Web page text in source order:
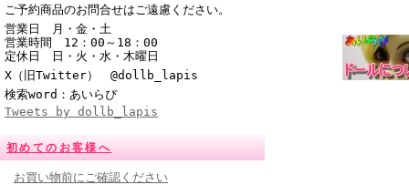
ご予約商品のお問合せはご遠慮ください。
営業日 月・金・土
営業時間
12：00～18：00
定休日 日・火・水・木曜日
X（旧Twitter） @dollb_lapis
検索word：あいらぴ
Tweets by dollb_lapis
初めてのお客様へ
お買い物前にご確認ください